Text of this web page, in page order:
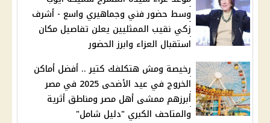
وسط حضور فني وجماهيري واسع - أشرف
زكي نقيب الممثليين يعلن تفاصيل مكان
استقبال العزاء وابرز الحضور
رخيصة ومش هتكلفك كتير .. أفضل أماكن
الخروج في عيد الأضحى 2025 في مصر
أبرزهم ممشى أهل مصر ومناطق أثرية
والمتاحف الكبري "دليل شامل"